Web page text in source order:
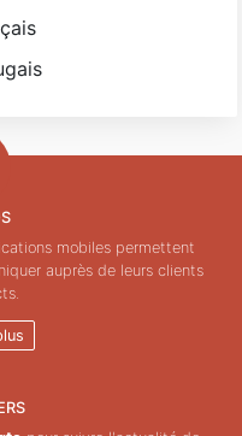
mobiles permettent
auprès de leurs clients